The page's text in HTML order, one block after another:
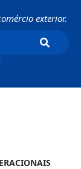
exterior.